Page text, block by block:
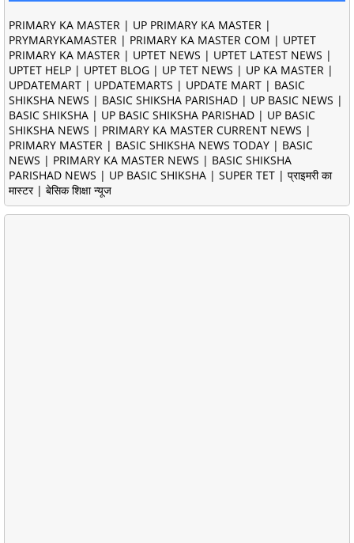
PRIMARY KA MASTER | UP PRIMARY KA MASTER |
PRYMARYKAMASTER | PRIMARY KA MASTER COM | UPTET
PRIMARY KA MASTER | UPTET NEWS | UPTET LATEST NEWS |
UPTET HELP | UPTET BLOG | UP TET NEWS | UP KA MASTER |
UPDATEMART | UPDATEMARTS | UPDATE MART | BASIC
SHIKSHA NEWS | BASIC SHIKSHA PARISHAD | UP BASIC NEWS |
BASIC SHIKSHA | UP BASIC SHIKSHA PARISHAD | UP BASIC
SHIKSHA NEWS | PRIMARY KA MASTER CURRENT NEWS |
PRIMARY MASTER | BASIC SHIKSHA NEWS TODAY | BASIC
NEWS | PRIMARY KA MASTER NEWS | BASIC SHIKSHA
PARISHAD NEWS | UP BASIC SHIKSHA | SUPER TET | प्राइमरी का
मास्टर | बेसिक शिक्षा न्यूज